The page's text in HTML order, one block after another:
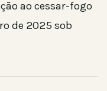
ao cessar-fogo
de 2025 sob